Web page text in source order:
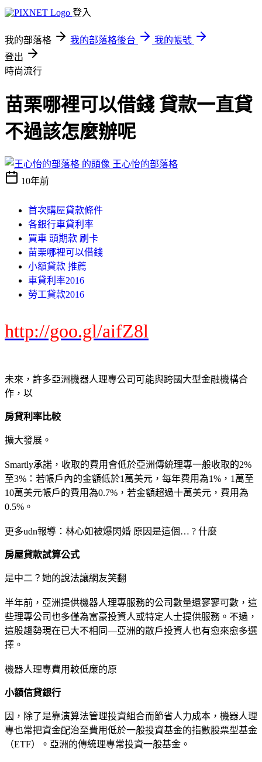
登入
我的部落格 我的部落格後台
我的帳號
登出
時尚流行
苗栗哪裡可以借錢 貸款一直貸
不過該怎麼辦呢
王心怡的部落格
10年前
首次購屋貸款條件
各銀行車貸利率
買車 頭期款 刷卡
苗栗哪裡可以借錢
小額貸款 推薦
車貸利率2016
勞工貸款2016
http://goo.gl/aifZ8l
未來，許多亞洲機器人理專公司可能與跨國大型金融機構合
作，以
房貸利率比較
擴大發展。
Smartly承諾，收取的費用會低於亞洲傳統理專一般收取的2%
至3%：若帳戶內的金額低於1萬美元，每年費用為1%，1萬至
10萬美元帳戶的費用為0.7%，若金額超過十萬美元，費用為
0.5%。
更多udn報導：林心如被爆閃婚 原因是這個… ? 什麼
房屋貸款試算公式
是中二？她的說法讓網友笑翻
半年前，亞洲提供機器人理專服務的公司數量還寥寥可數，這
些理專公司也多僅為富豪投資人或特定人士提供服務。不過，
這股趨勢現在已大不相同—亞洲的散戶投資人也有愈來愈多選
擇。
機器人理專費用較低廉的原
小額信貸銀行
因，除了是靠演算法管理投資組合而節省人力成本，機器人理
專也常把資金配治至費用低於一般投資基金的指數股票型基金
（ETF）。亞洲的傳統理專常投資一般基金。